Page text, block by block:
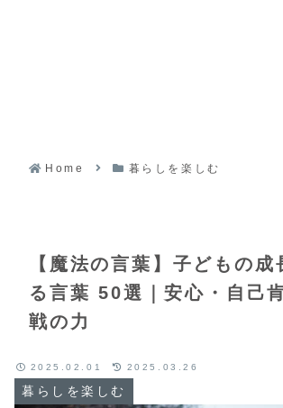
Home 暮らしを楽しむ
【魔法の言葉】子どもの成
る言葉 50選｜安心・自己
戦の力
暮らしを楽しむ
2025.02.01 2025.03.26